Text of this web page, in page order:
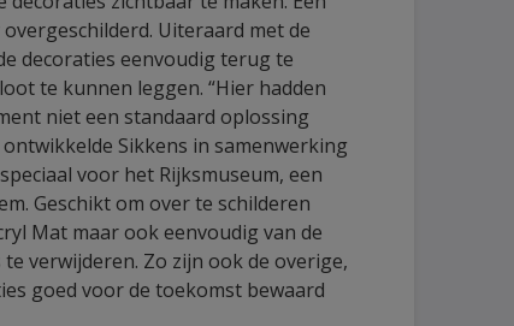
Uiteraard met de
decoraties eenvoudig terug te
te kunnen leggen. “Hier hadden
niet een standaard oplossing
Sikkens in samenwerking
voor het Rijksmuseum, een
Geschikt om over te schilderen
Mat maar ook eenvoudig van de
verwijderen. Zo zijn ook de overige,
goed voor de toekomst bewaard